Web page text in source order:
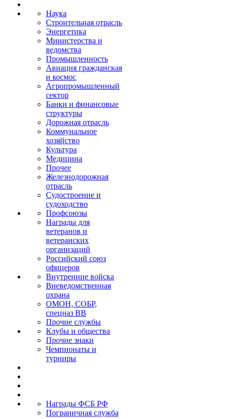
Наука
Строительная отрасль
Энергетика
Министерства и
ведомства
Промышленность
Авиация гражданская
и космос
Агропромышленный
сектор
Банки и финансовые
структуры
Дорожная отрасль
Коммунальное
хозяйство
Культура
Медицина
Прочее
Железнодорожная
отрасль
Судостроение и
судоходство
Профсоюзы
Награды для
ветеранов и
ветеранских
организаций
Российский союз
офицеров
Внутренние войска
Вневедомственная
охрана
ОМОН, СОБР,
спецназ ВВ
Прочие службы
Клубы и общества
Прочие знаки
Чемпионаты и
турниры
Награды ФСБ РФ
Пограничная служба